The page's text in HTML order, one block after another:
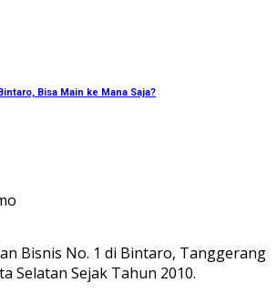
Bisa Main ke Mana Saja?
Bisnis No. 1 di Bintaro, Tanggerang
Selatan Sejak Tahun 2010.